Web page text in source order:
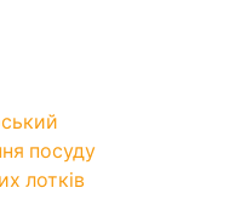
посуду
лотків